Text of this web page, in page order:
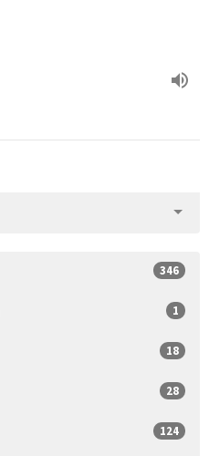
346
1
18
28
124